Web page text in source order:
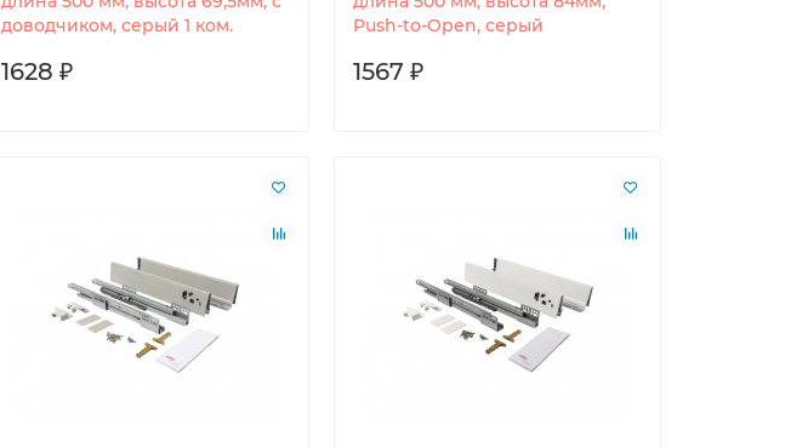
доводчиком, серый 1 ком.
1628 ₽
Push-to-Open, серый
1567 ₽